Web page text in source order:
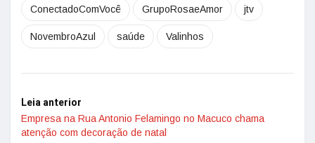
ConectadoComVocê GrupoRosaeAmor jtv
NovembroAzul saúde Valinhos
Leia anterior
Empresa na Rua Antonio Felamingo no Macuco chama
atenção com decoração de natal